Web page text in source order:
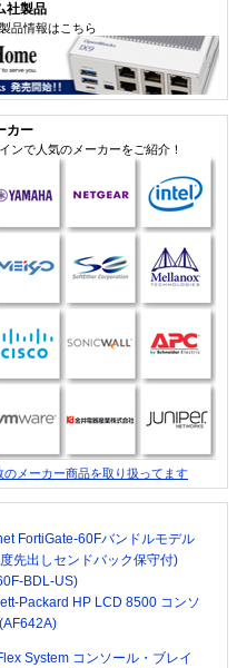
社製品
品情報はこちら
カー
ンで人気のメーカーをご紹介！
のメーカー商品を取り扱ってます
FortiGate-60Fバンドルモデル
先出しセンドバック保守付)
BDL-US)
Packard HP LCD 8500 コンソ
System コンソール・ブレイ